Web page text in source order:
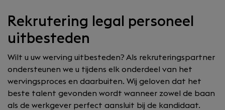
Rekrutering legal personeel
uitbesteden
Wilt u uw werving uitbesteden? Als rekruteringspartner
ondersteunen we u tijdens elk onderdeel van het
wervingsproces en daarbuiten. Wij geloven dat het
beste talent gevonden wordt wanneer zowel de baan
als de werkgever perfect aansluit bij de kandidaat.